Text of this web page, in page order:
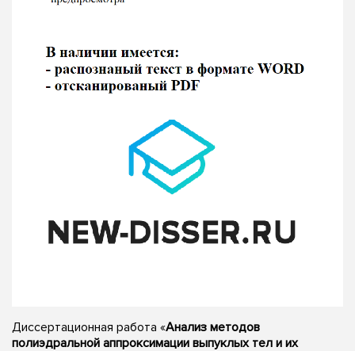
Диссертационная работа «Анализ методов
полиэдральной аппроксимации выпуклых тел и их